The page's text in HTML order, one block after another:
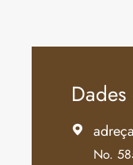
 adreça
No.